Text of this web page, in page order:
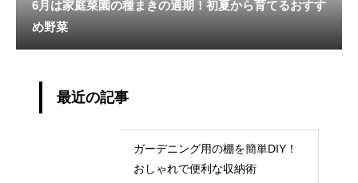
6月は家庭菜園の種まきの適期！初夏から育てるおすす
め野菜
最近の記事
ガーデニング用の棚を簡単DIY！
おしゃれで便利な収納術